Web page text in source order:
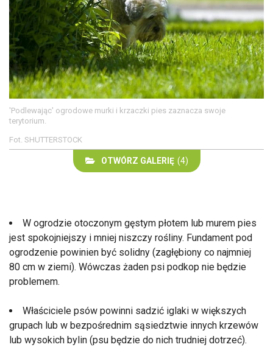
'Podlewając' ogrodowe murki i krzaczki pies zaznacza swoje
terytorium.
Fot. SHUTTERSTOCK
OTWÓRZ GALERIĘ (4)
W ogrodzie otoczonym gęstym płotem lub murem pies
jest spokojniejszy i mniej niszczy rośliny. Fundament pod
ogrodzenie powinien być solidny (zagłębiony co najmniej
80 cm w ziemi). Wówczas żaden psi podkop nie będzie
problemem.
Właściciele psów powinni sadzić iglaki w większych
grupach lub w bezpośrednim sąsiedztwie innych krzewów
lub wysokich bylin (psu będzie do nich trudniej dotrzeć).